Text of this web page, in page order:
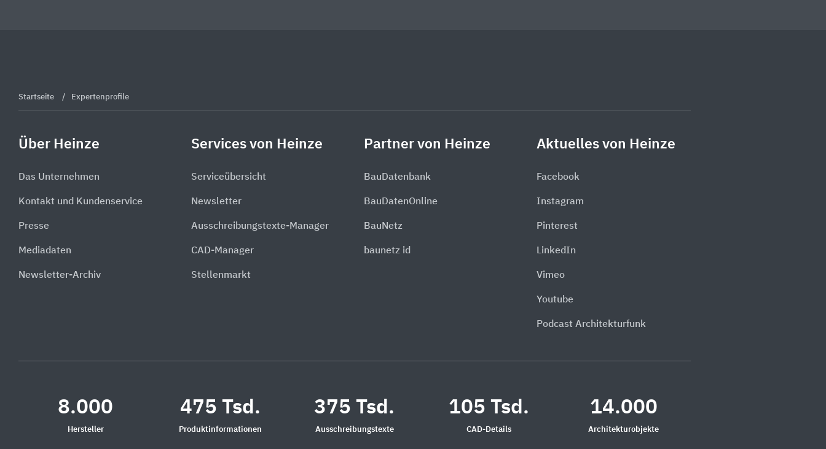
Startseite Expertenprofile
Über Heinze
Das Unternehmen
Kontakt und Kundenservice
Presse
Mediadaten
Newsletter-Archiv
Services von Heinze
Serviceübersicht
Newsletter
Ausschreibungstexte-Manager
CAD-Manager
Stellenmarkt
Partner von Heinze
BauDatenbank
BauDatenOnline
BauNetz
baunetz id
Aktuelles von Heinze
Facebook
Instagram
Pinterest
LinkedIn
Vimeo
Youtube
Podcast Architekturfunk
8.000
Hersteller
475 Tsd.
Produktinformationen
375 Tsd.
Ausschreibungstexte
105 Tsd.
CAD-Details
14.000
Architekturobjekte